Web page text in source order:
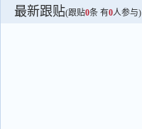
最新跟贴(跟贴0条 有0人参与)